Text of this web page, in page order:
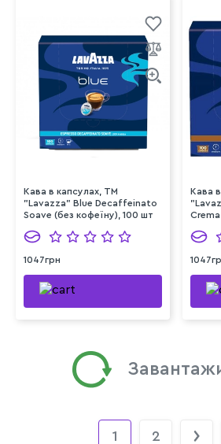
Кава в капсулах, ТМ
"Lavazza" Blue Decaffeinato
Soave (без кофеїну), 100 шт
1047грн
Кава
1 2